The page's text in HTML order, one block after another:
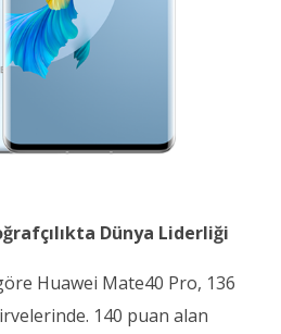
Dünya Liderliği
Huawei Mate40 Pro, 136
140 puan alan